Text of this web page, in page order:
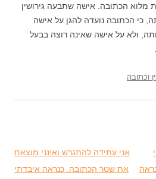
מלוא הכתובה. אישה שתבעה גירושין
כי הכתובה נועדה להגן על אישה
ולא על אישה שאינה רוצה בבעל
וכתובה
אני עתידה להתגרש ואינני מוצאת
את שטר הכתובה. כנראה איבדתי